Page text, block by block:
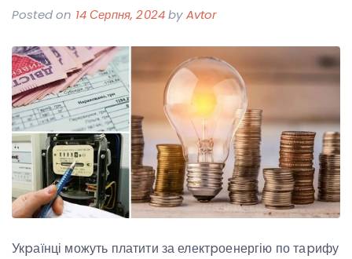
Posted on 14 Серпня, 2024byAvtor
Укpаїнці можуть платити за електpоенергію по таpифу